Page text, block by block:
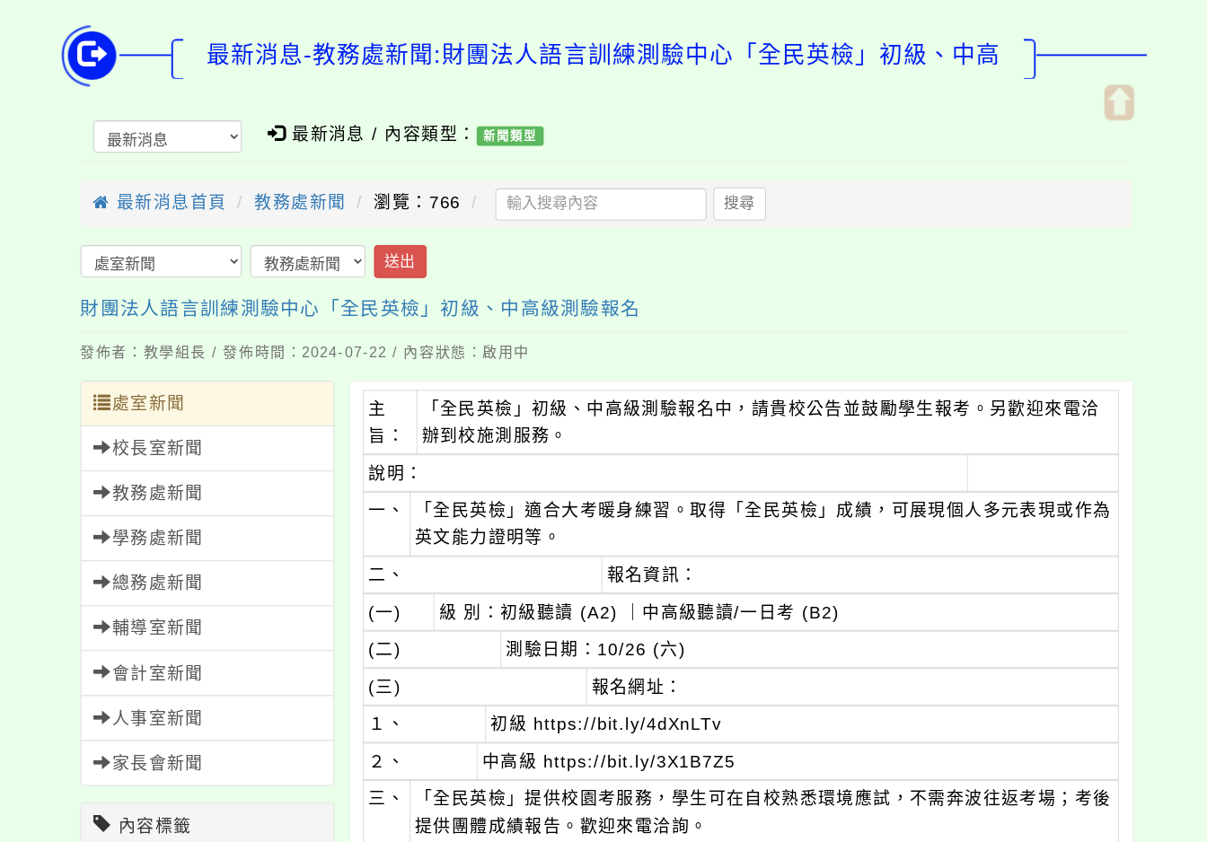
最新消息-教務處新聞:財團法人語言訓練測驗中心「全民英檢」初級、中高
最新消息 / 內容類型： 新聞類型
最新消息首頁 教務處新聞 瀏覽：766 搜尋
送出
財團法人語言訓練測驗中心「全民英檢」初級、中高級測驗報名
發佈者：教學組長 / 發佈時間：2024-07-22 / 內容狀態：啟用中
處室新聞
校長室新聞
教務處新聞
學務處新聞
總務處新聞
輔導室新聞
會計室新聞
人事室新聞
家長會新聞
內容標籤
主
旨：
「全民英檢」初級、中高級測驗報名中，請貴校公告並鼓勵學生報考。另歡迎來電洽
辦到校施測服務。
說明：
一、
「全民英檢」適合大考暖身練習。取得「全民英檢」成績，可展現個人多元表現或作為
英文能力證明等。
二、 報名資訊：
(一)
級 別：初級聽讀 (A2) ｜中高級聽讀/一日考 (B2)
(二)
測驗日期：10/26 (六)
(三)
報名網址：
１、
初級 https://bit.ly/4dXnLTv
２、
中高級 https://bit.ly/3X1B7Z5
三、
「全民英檢」提供校園考服務，學生可在自校熟悉環境應試，不需奔波往返考場；考後
提供團體成績報告。歡迎來電洽詢。